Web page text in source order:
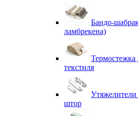
Бандо-
ламбрекена)
текстиля
штор